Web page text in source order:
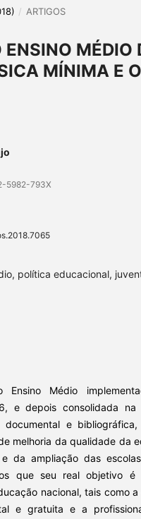
/ ARTIGOS
MÉDIO
MÍNIMA E
5982-793X
política educacional,
Ensino Médio
e depois consolidada na
e bibliográfica,
melhoria da qualidade da
da ampliação das
que seu real objetivo é
nacional, tais como
e gratuita e a